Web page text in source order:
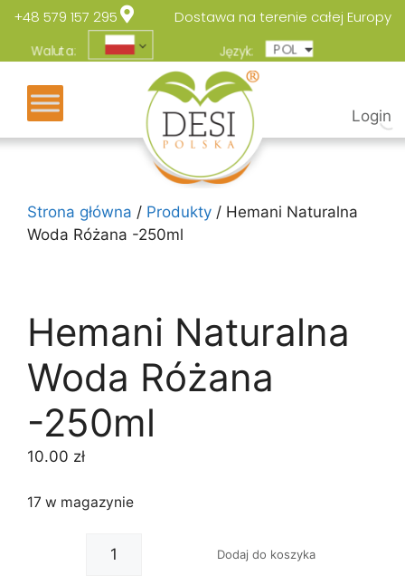
+48 579 157 295 Dostawa na terenie całej Europy
Waluta: Język: POL
ENG
Login
Strona główna / Produkty / Hemani Naturalna
Woda Różana -250ml
Hemani Naturalna
Woda Różana
-250ml
10.00 zł
17 w magazynie
Dodaj do koszyka